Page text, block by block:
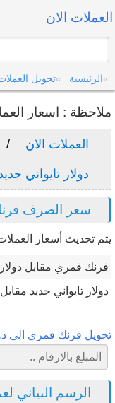
العملات الان
الرئيسية تحويل
ملاحظة : اسعار
العملات الان
دولار تايواني
سعر الصرف
يتم تحديث أسعار
فرنك قمري مقابل دولار
دولار تايواني جديد
تحويل فرنك قمري الى
الرسم البياني